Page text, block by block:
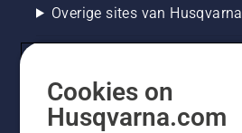
Overige sites van Husqvarna
Cookies on
Husqvarna.com